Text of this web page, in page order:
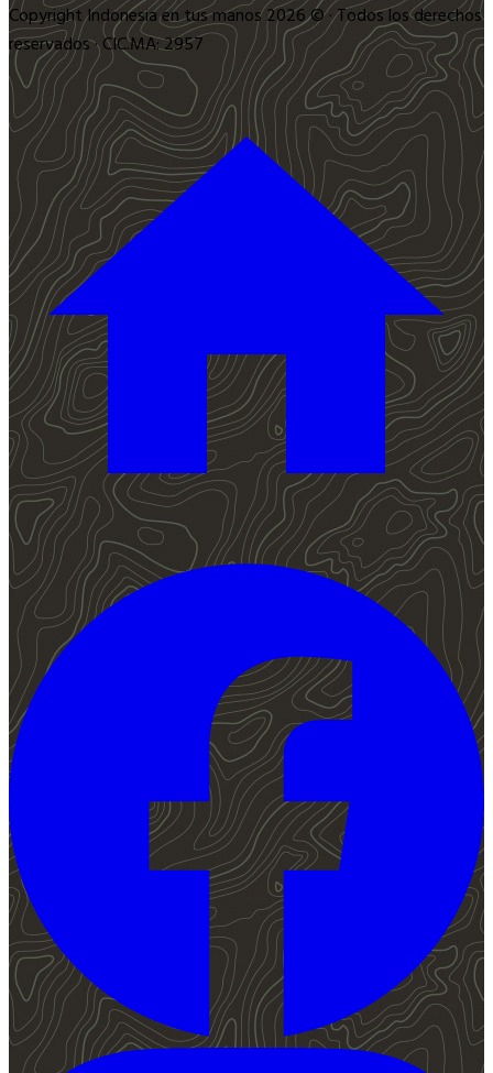
Copyright Indonesia en tus manos 2026 © · Todos los derechos
reservados · CIC.MA: 2957